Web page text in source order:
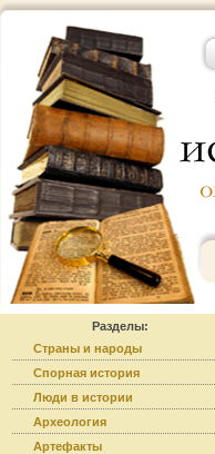
Разделы:
Страны и народы
Спорная история
Люди в истории
Археология
Артефакты